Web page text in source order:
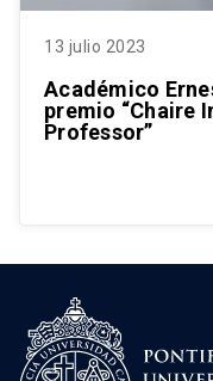
13 julio 2023
Académico
premio “Chaire
Professor”